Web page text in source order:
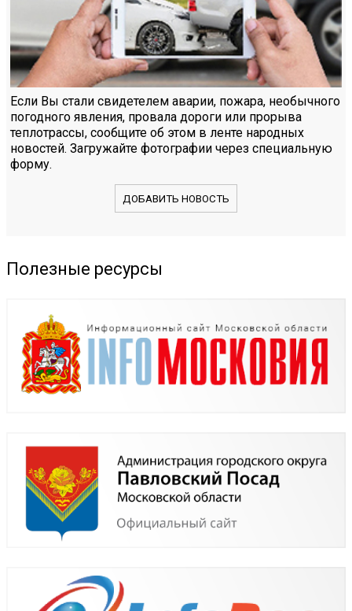
Если Вы стали свидетелем аварии, пожара, необычного
погодного явления, провала дороги или прорыва
теплотрассы, сообщите об этом в ленте народных
новостей. Загружайте фотографии через специальную
форму.
ДОБАВИТЬ НОВОСТЬ
Полезные ресурсы